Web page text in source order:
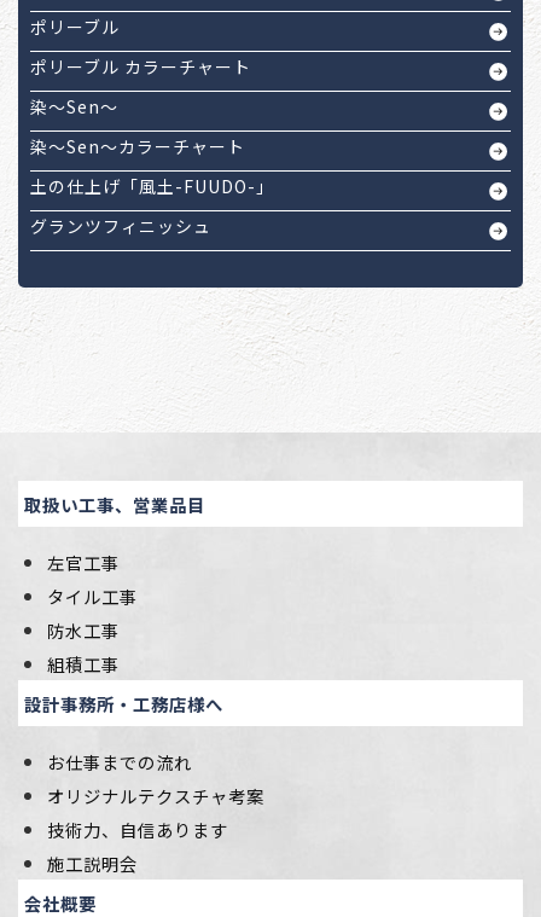
ポリーブル
ポリーブル カラーチャート
染～Sen～
染～Sen～カラーチャート
土の仕上げ「風土-FUUDO-」
グランツフィニッシュ
取扱い工事、営業品目
左官工事
タイル工事
防水工事
組積工事
設計事務所・工務店様へ
お仕事までの流れ
オリジナルテクスチャ考案
技術力、自信あります
施工説明会
会社概要